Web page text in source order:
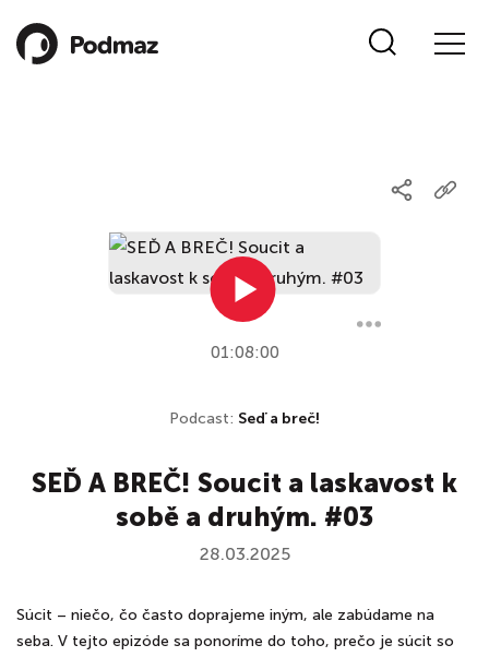
01:08:00
Podcast: Seď a breč!
SEĎ A BREČ! Soucit a laskavost k
sobě a druhým. #03
28.03.2025
Súcit – niečo, čo často doprajeme iným, ale zabúdame na
seba. V tejto epizóde sa ponoríme do toho, prečo je súcit so